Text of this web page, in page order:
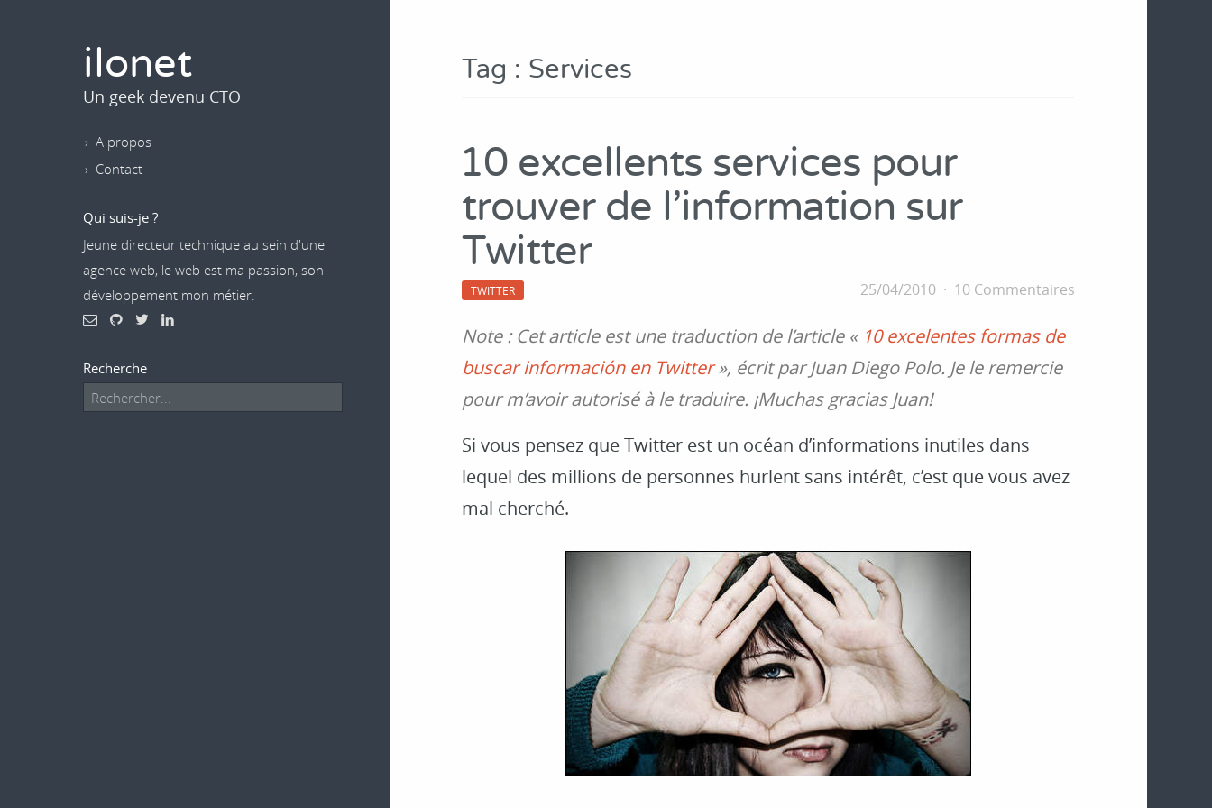
Tag : Services
10 excellents services pour
trouver de l’information sur
Twitter
TWITTER 25/04/2010 10 Commentaires
Note : Cet article est une traduction de l’article « 10 excelentes formas de
buscar información en Twitter», écrit par Juan Diego Polo. Je le remercie
pour m’avoir autorisé à le traduire. ¡Muchas gracias Juan!
Si vous pensez que Twitter est un océan d’informations inutiles dans
lequel des millions de personnes hurlent sans intérêt, c’est que vous avez
mal cherché.
ilonet
Un geek devenu CTO
A propos
Contact
Qui suis-je ?
Jeune directeur technique au sein d'une
agence web, le web est ma passion, son
développement mon métier.
Recherche